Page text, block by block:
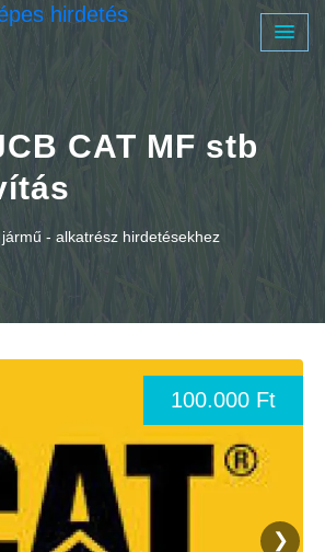
CAT MF stb
- alkatrész hirdetésekhez
100.000 Ft
❯